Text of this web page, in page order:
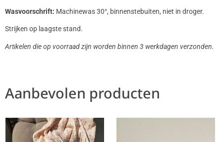
Wasvoorschrift: Machinewas 30°, binnenstebuiten, niet in droger.
Strijken op laagste stand.
Artikelen die op voorraad zijn worden binnen 3 werkdagen verzonden.
Aanbevolen producten